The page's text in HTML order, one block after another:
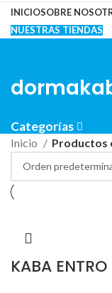
INICIOSOBRE
NUESTRAS TIENDAS
Categorías
Inicio Productos
KABA ENTRO